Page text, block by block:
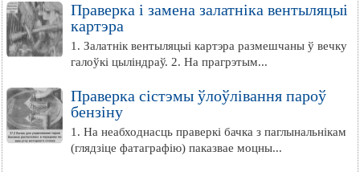
Праверка і замена залатніка вентыляцыі
картэра
1. Залатнік вентыляцыі картэра размешчаны ў вечку
галоўкі цыліндраў. 2. На прагрэтым...
Праверка сістэмы ўлоўлівання пароў
бензіну
1. На неабходнасць праверкі бачка з паглынальнікам
(глядзіце фатаграфію) паказвае моцны...